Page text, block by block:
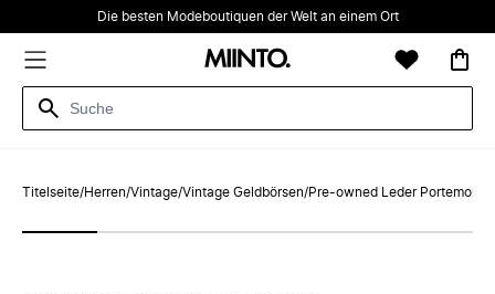
Die besten Modeboutiquen der Welt an einem Ort
Titelseite/Herren/Vintage/Vintage Geldbörsen/Pre-owned Leder